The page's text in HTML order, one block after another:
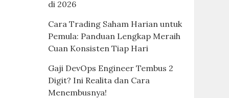
di 2026
Cara Trading Saham Harian untuk
Pemula: Panduan Lengkap Meraih
Cuan Konsisten Tiap Hari
Gaji DevOps Engineer Tembus 2
Digit? Ini Realita dan Cara
Menembusnya!